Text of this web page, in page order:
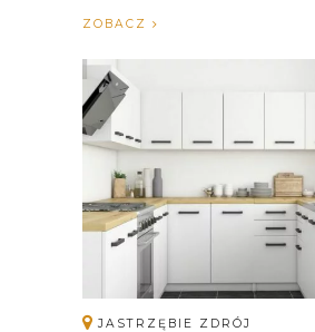
ZOBACZ
JASTRZĘBIE ZDRÓJ